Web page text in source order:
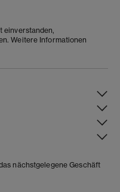
einverstanden,
Weitere Informationen
nächstgelegene Geschäft